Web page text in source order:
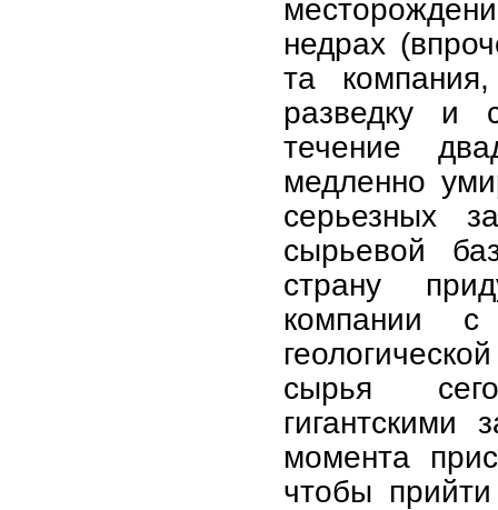
недрах
та компания,
разведку и
течение
медленно
серьезных
сырьевой
страну
компании
сырья
момента
чтобы прийти